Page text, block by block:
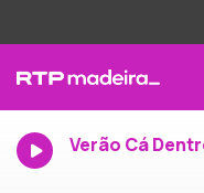
Verão Cá